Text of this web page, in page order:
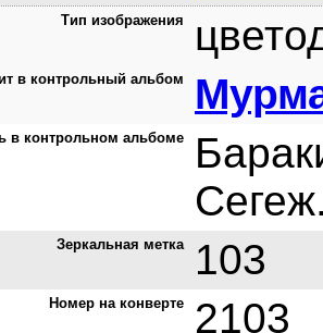
Тип изображения
в контрольный альбом
в контрольном альбоме
Зеркальная метка 103
Номер на конверте 2103